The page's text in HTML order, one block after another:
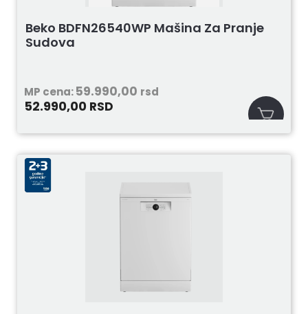
Beko BDFN26540WP Mašina Za Pranje
Sudova
MP cena:59.990,00 rsd
52.990,00 RSD